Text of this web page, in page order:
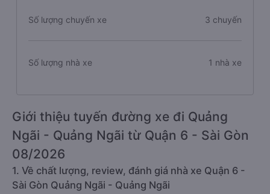
Số lượng chuyến xe 3 chuyến
Số lượng nhà xe 1 nhà xe
Giới thiệu tuyến đường xe đi Quảng
Ngãi - Quảng Ngãi từ Quận 6 - Sài Gòn
08/2026
1. Về chất lượng, review, đánh giá nhà xe Quận 6 -
Sài Gòn Quảng Ngãi - Quảng Ngãi